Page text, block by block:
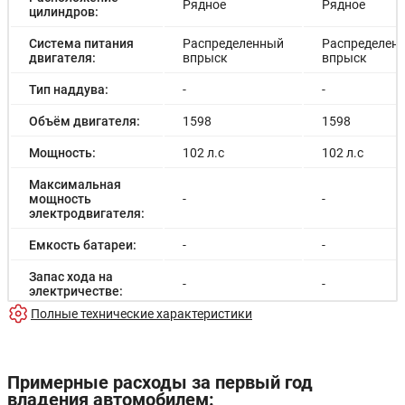
цилиндров:
Рядное Рядное
Система питания
двигателя:
Распределенный
впрыск
впрыск
Тип наддува: - -
Объём двигателя: 1598 1598
Мощность: 102 л.с 102 л.с
Максимальная
мощность
электродвигателя:
- -
Емкость батареи: - -
Запас хода на
электричестве:
- -
Время зарядки: -
Разгон до 100км/
Полные технические характеристики
Примерные расходы за первый год
владения автомобилем: